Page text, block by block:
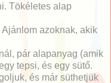
Tökéletes alap
azoknak, akik
pár alapanyag (amik
tepsi, és egy sütő.
és már süthetjük